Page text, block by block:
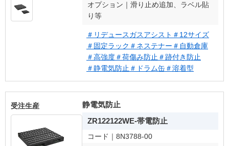
オプション｜ 滑り止め追加、ラベル貼
り等
＃リデュースガスアシスト ＃12サイズ
＃固定ラック ＃ネステナー ＃自動倉庫
＃高強度＃荷傷み防止 ＃跡付き防止
＃静電気防止 ＃ドラム缶＃溶着型
受注生産
静電気防止
ZR122122WE-帯電防止
コード｜ 8N3788-00